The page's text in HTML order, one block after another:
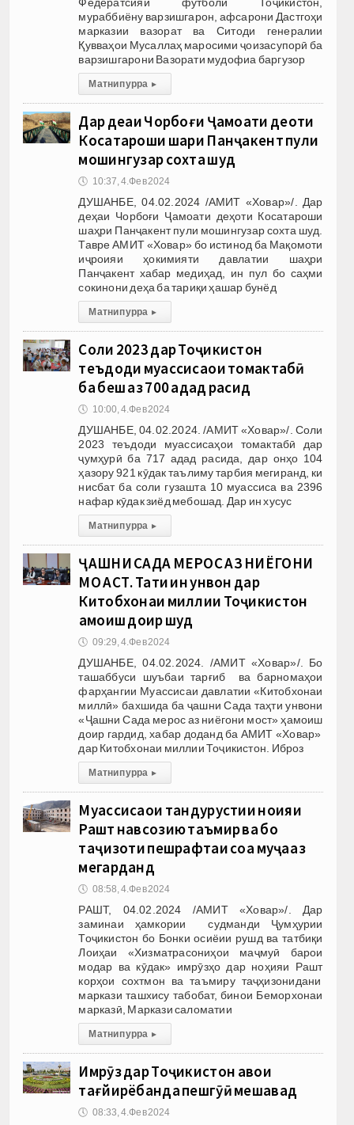
мураббиёну варзишгарон, афсарони Дастгоҳи
марказии вазорат ва Ситоди генералии
Қувваҳои Мусаллаҳ маросими ҷоизасупорӣ ба
варзишгарони Вазорати мудофиа баргузор
Матни пурра ▸
Дар деҳаи Чорбоғи Ҷамоати деҳоти
Косатароши шаҳри Панҷакент пули
мошингузар сохта шуд
🕔 10:37, 4.Фев 2024
ДУШАНБЕ, 04.02.2024 /АМИТ «Ховар»/. Дар
деҳаи Чорбоғи Ҷамоати деҳоти Косатароши
шаҳри Панҷакент пули мошингузар сохта шуд.
Тавре АМИТ «Ховар» бо истинод ба Мақомоти
иҷроияи ҳокимияти давлатии шаҳри
Панҷакент хабар медиҳад, ин пул бо саҳми
сокинони деҳа ба тариқи ҳашар бунёд
Матни пурра ▸
Соли 2023 дар Тоҷикистон
теъдоди муассисаҳои томактабӣ
ба беш аз 700 адад расид
🕔 10:00, 4.Фев 2024
ДУШАНБЕ, 04.02.2024. /АМИТ «Ховар»/. Соли
2023 теъдоди муассисаҳои томактабӣ дар
ҷумҳурӣ ба 717 адад расида, дар онҳо 104
ҳазору 921 кӯдак таълиму тарбия мегиранд, ки
нисбат ба соли гузашта 10 муассиса ва 2396
нафар кӯдак зиёд мебошад. Дар ин хусус
Матни пурра ▸
ҶАШНИ САДА МЕРОС АЗ НИЁГОНИ
МО АСТ. Таҳти ин унвон дар
Китобхонаи миллии Тоҷикистон
ҳамоиш доир шуд
🕔 09:29, 4.Фев 2024
ДУШАНБЕ, 04.02.2024. /АМИТ «Ховар»/. Бо
ташаббуси шуъбаи тарғиб ва барномаҳои
фарҳангии Муассисаи давлатии «Китобхонаи
миллӣ» бахшида ба ҷашни Сада таҳти унвони
«Ҷашни Сада мерос аз ниёгони мост» ҳамоиш
доир гардид, хабар доданд ба АМИТ «Ховар»
дар Китобхонаи миллии Тоҷикистон. Иброз
Матни пурра ▸
Муассисаҳои тандурустии ноҳияи
Рашт навсозию таъмир ва бо
таҷҳизоти пешрафтаи соҳа муҷаҳҳаз
мегарданд
🕔 08:58, 4.Фев 2024
РАШТ, 04.02.2024 /АМИТ «Ховар»/. Дар
заминаи ҳамкории судманди Ҷумҳурии
Тоҷикистон бо Бонки осиёии рушд ва татбиқи
Лоиҳаи «Хизматрасониҳои маҷмуӣ барои
модар ва кӯдак» имрӯзҳо дар ноҳияи Рашт
корҳои сохтмон ва таъмиру таҷҳизонидани
маркази ташхису табобат, бинои Беморхонаи
марказӣ, Маркази саломатии
Матни пурра ▸
Имрӯз дар Тоҷикистон ҳавои
тағйирёбанда пешгӯӣ мешавад
🕔 08:33, 4.Фев 2024